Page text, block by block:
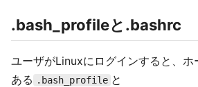
.bash_profileと.bashrc
ユーザがLinuxにログインすると、ホ
ある .bash_profile と